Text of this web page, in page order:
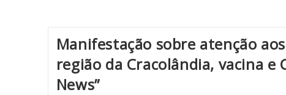
Manifestação sobre atenção
região da Cracolândia, vacina e
News”